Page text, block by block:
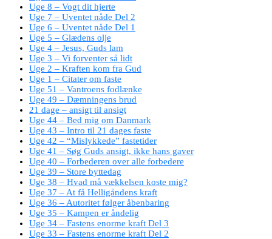
Uge 8 – Vogt dit hjerte
Uge 7 – Uventet nåde Del 2
Uge 6 – Uventet nåde Del 1
Uge 5 – Glædens olje
Uge 4 – Jesus, Guds lam
Uge 3 – Vi forventer så lidt
Uge 2 – Kraften kom fra Gud
Uge 1 – Citater om faste
Uge 51 – Vantroens fodlænke
Uge 49 – Dæmningens brud
21 dage – ansigt til ansigt
Uge 44 – Bed mig om Danmark
Uge 43 – Intro til 21 dages faste
Uge 42 – “Mislykkede” fastetider
Uge 41 – Søg Guds ansigt, ikke hans gaver
Uge 40 – Forbederen over alle forbedere
Uge 39 – Store byttedag
Uge 38 – Hvad må vækkelsen koste mig?
Uge 37 – At få Helligåndens kraft
Uge 36 – Autoritet følger åbenbaring
Uge 35 – Kampen er åndelig
Uge 34 – Fastens enorme kraft Del 3
Uge 33 – Fastens enorme kraft Del 2